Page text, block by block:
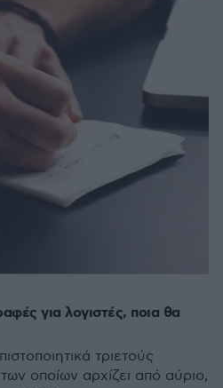
για λογιστές, ποια θα
τριετούς
οποίων αρχίζει από αύριο,